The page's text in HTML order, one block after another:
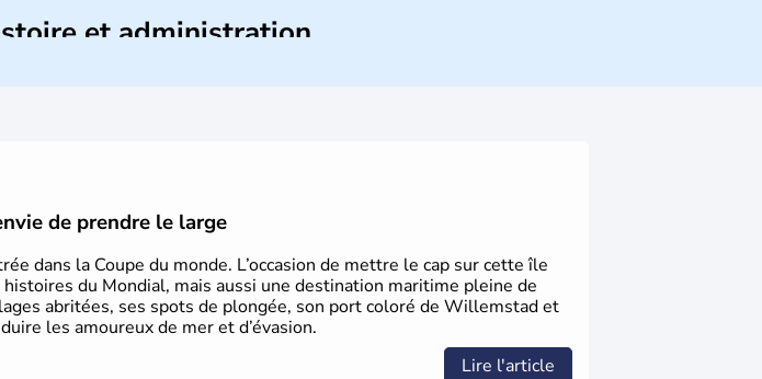
et administration
de prendre le large
dans la Coupe du monde. L’occasion de mettre le cap sur cette île
du Mondial, mais aussi une destination maritime pleine de
abritées, ses spots de plongée, son port coloré de Willemstad et
les amoureux de mer et d’évasion.
Lire l'article